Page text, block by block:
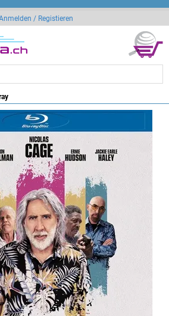
/ Registieren